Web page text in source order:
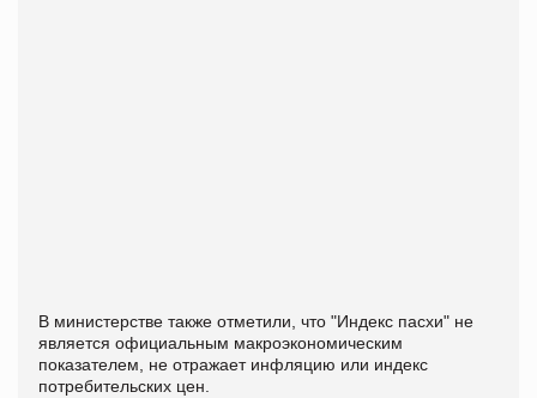
В министерстве также отметили, что "Индекс пасхи" не
является официальным макроэкономическим
показателем, не отражает инфляцию или индекс
потребительских цен.